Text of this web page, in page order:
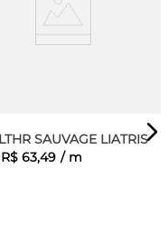
SAUVAGE LIATRIS
R$ 63,49 / m